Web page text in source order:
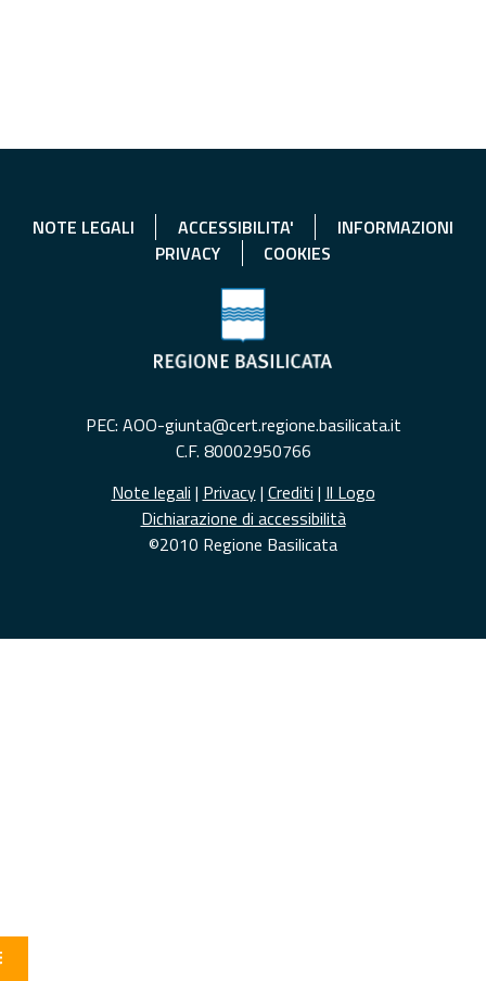
NOTE LEGALI ACCESSIBILITA'
INFORMAZIONI
PRIVACY
COOKIES
PEC: AOO-giunta@cert.regione.basilicata.it
C.F. 80002950766
Note legali | Privacy| Crediti | Il Logo
Dichiarazione di accessibilità
©2010 Regione Basilicata